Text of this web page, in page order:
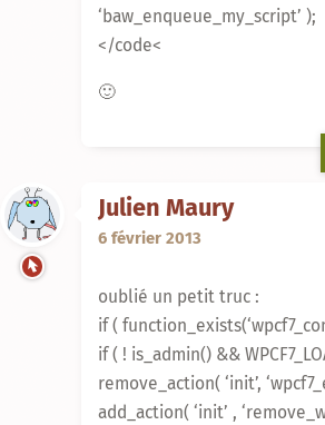
‘baw_enqueue_my_script’ );
</code<
🙂
Julien Maury
6 février 2013
oublié un petit truc :
if (
if ( ! is_admin() &&
remove_action( ‘init’,
add_action( ‘init’ ,